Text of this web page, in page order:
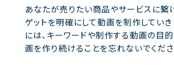
あなたが売りたい商品やサービスに繋
ゲットを明確にして動画を制作していき
には、キーワードや制作する動画の目
画を作り続けることを忘れないでくださ